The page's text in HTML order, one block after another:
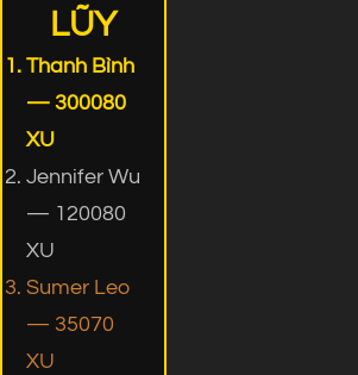
LŨY
Thanh Bình
— 300080
XU
Jennifer Wu
— 120080
XU
Sumer Leo
— 35070
XU